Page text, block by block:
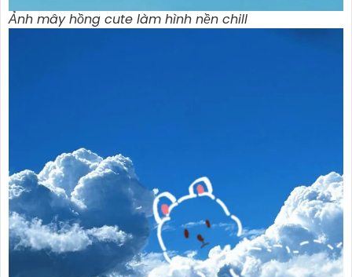
Ảnh mây hồng cute làm hình nền chill